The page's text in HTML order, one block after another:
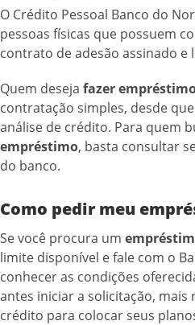
O Crédito Pessoal Banco do
pessoas físicas que possuem
contrato de adesão assinado
Quem deseja fazer
contratação simples, desde
análise de crédito. Para quem
empréstimo, basta consultar
do banco.
Como pedir meu
Se você procura um
limite disponível e fale com o
conhecer as condições
antes iniciar a solicitação,
crédito para colocar seus